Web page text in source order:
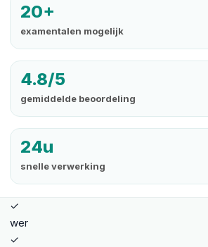
20+
examentalen mogelijk
4.8/5
gemiddelde beoordeling
24u
snelle verwerking
✓
wer
✓